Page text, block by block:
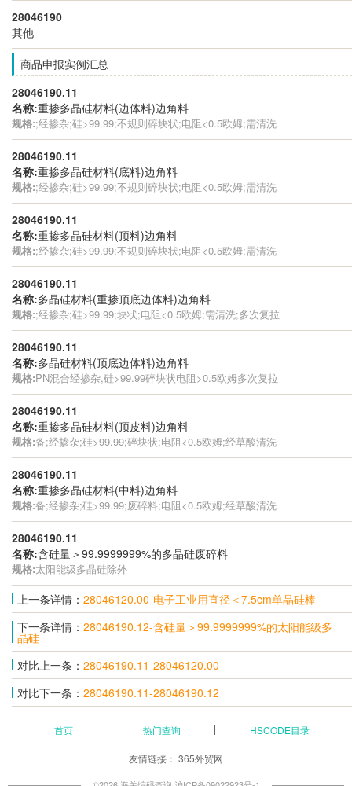
28046190
其他
商品申报实例汇总
28046190.11
名称:重掺多晶硅材料(边体料)边角料
规格:;经掺杂;硅>99.99;不规则碎块状;电阻<0.5欧姆;需清洗
28046190.11
名称:重掺多晶硅材料(底料)边角料
规格:;经掺杂;硅>99.99;不规则碎块状;电阻<0.5欧姆;需清洗
28046190.11
名称:重掺多晶硅材料(顶料)边角料
规格:;经掺杂;硅>99.99;不规则碎块状;电阻<0.5欧姆;需清洗
28046190.11
名称:多晶硅材料(重掺顶底边体料)边角料
规格:;经掺杂;硅>99.99;块状;电阻<0.5欧姆;需清洗;多次复拉
28046190.11
名称:多晶硅材料(顶底边体料)边角料
规格:PN混合经掺杂,硅>99.99碎块状电阻>0.5欧姆多次复拉
28046190.11
名称:重掺多晶硅材料(顶皮料)边角料
规格:备;经掺杂;硅>99.99;碎块状;电阻<0.5欧姆;经草酸清洗
28046190.11
名称:重掺多晶硅材料(中料)边角料
规格:备;经掺杂;硅>99.99;废碎料;电阻<0.5欧姆;经草酸清洗
28046190.11
名称:含硅量＞99.9999999%的多晶硅废碎料
规格:太阳能级多晶硅除外
上一条详情： 28046120.00-电子工业用直径＜7.5cm单晶硅棒
下一条详情： 28046190.12-含硅量＞99.9999999%的太阳能级多
晶硅
对比上一条： 28046190.11-28046120.00
对比下一条： 28046190.11-28046190.12
首页 热门查询 HSCODE目录
友情链接： 365外贸网